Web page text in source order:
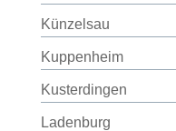
Künzelsau
Kuppenheim
Kusterdingen
Ladenburg